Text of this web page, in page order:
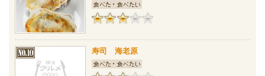
寿司 海老原